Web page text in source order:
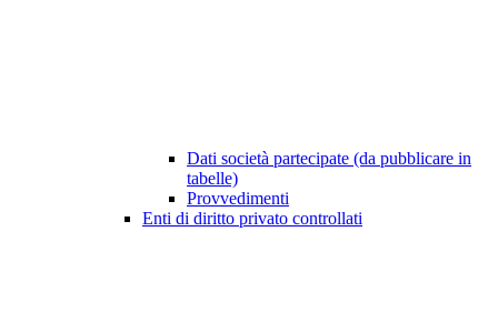
Dati società partecipate (da pubblicare in
tabelle)
Provvedimenti
Enti di diritto privato controllati